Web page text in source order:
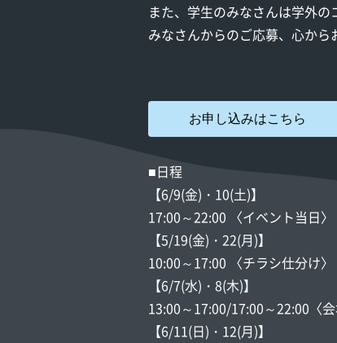
また、学生のみなさんは学外の
みなさんからのご応募、心から
お申し込みはこちら
■日程
【6/9(金)・10(土)】
17:00～22:00 〈イベント当日〉
【5/19(金)・22(月)】
10:00～17:00 〈チラシ仕分け〉
【6/7(水)・8(木)】
13:00～17:00/17:00～22:00〈会
【6/11(日)・12(月)】